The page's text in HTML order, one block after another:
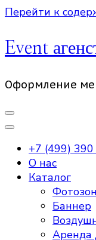
Перейти к
Event
Оформление
+7 (499)
О нас
Каталог
Баннер
Аренда